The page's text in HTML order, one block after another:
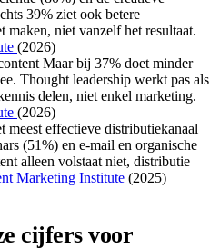
39% ziet ook betere
maken, niet vanzelf het resultaat.
(2026)
Maar bij 37% doet minder
Thought leadership werkt pas als
delen, niet enkel marketing.
(2026)
meest effectieve distributiekanaal
(51%) en e-mail en organische
alleen volstaat niet, distributie
Marketing Institute (2025)
cijfers voor